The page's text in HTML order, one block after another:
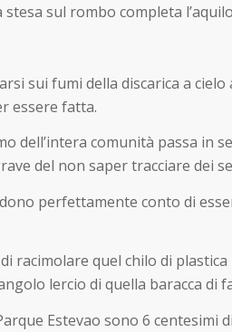
sul rombo completa
sui fumi della discarica a
essere fatta.
dell’intera comunità passa in
del non saper tracciare dei
perfettamente conto di
quel chilo di
lercio di quella baracca di
Estevao sono 6 centesimi